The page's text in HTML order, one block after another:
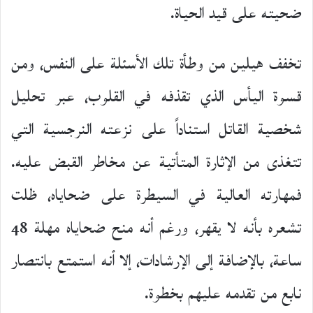
ضحيته على قيد الحياة.
تخفف هيلين من وطأة تلك الأسئلة على النفس، ومن
قسوة اليأس الذي تقذفه في القلوب، عبر تحليل
شخصية القاتل استناداً على نزعته النرجسية التي
تتغذى من الإثارة المتأتية عن مخاطر القبض عليه.
فمهارته العالية في السيطرة على ضحاياه، ظلت
تشعره بأنه لا يقهر، ورغم أنه منح ضحاياه مهلة 48
ساعة، بالإضافة إلى الإرشادات، إلا أنه استمتع بانتصار
نابع من تقدمه عليهم بخطوة.